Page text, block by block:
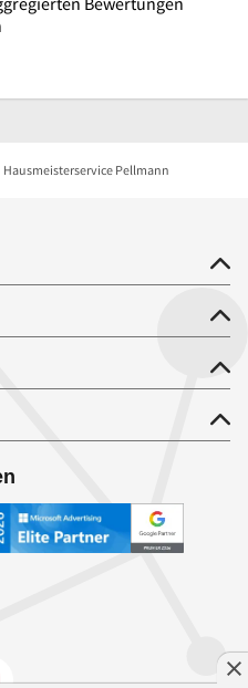
Hausmeisterservice Pellmann